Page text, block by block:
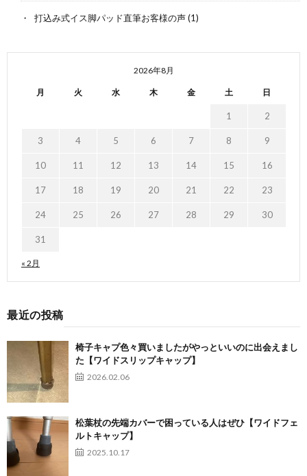
打込み式イス脚パッド直筆お客様の声(1)
2026年8月
月 火 水 木 金 土 日
« 2月
1 2
3 4 5 6 7 8 9
10 11 12 13 14 15 16
17 18 19 20 21 22 23
24 25 26 27 28 29 30
31
最近の投稿
椅子キャプ色々買いましたがやっといいのに出会えまし
た【ワイドスリップキャップ】
2026.02.06
松葉杖の先端カバーで困っている人はぜひ【ワイドフェ
ルトキャップ】
2025.10.17